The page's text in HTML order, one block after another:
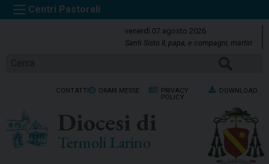
k
venerdì 07 agosto 2026
Santi Sisto II, papa, e compagni, martiri
CONTATTI ORARI MESSE
PRIVACY
POLICY
DOWNLOAD
Diocesi di
Termoli Larino